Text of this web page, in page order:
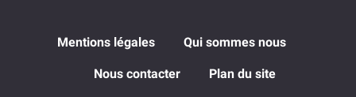
Mentions légales Qui sommes nous
Nous contacter Plan du site